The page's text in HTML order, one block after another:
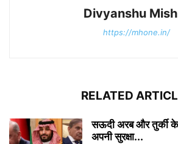
Divyanshu
https://mhone.in/
RELATED
सऊदी अरब और तुर्की
अपनी सुरक्षा...